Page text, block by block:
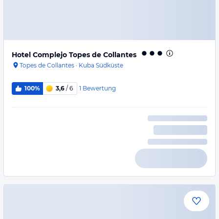
Hotel Complejo Topes de Collantes
Topes de Collantes · Kuba Südküste
100% 3,6 / 6 1 Bewertung